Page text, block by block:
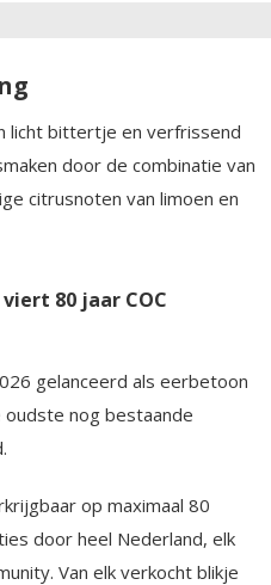
licht bittertje en verfrissend
door de combinatie van
citrusnoten van limoen en
80 jaar COC
gelanceerd als eerbetoon
oudste nog bestaande
op maximaal 80
door heel Nederland, elk
Van elk verkocht blikje